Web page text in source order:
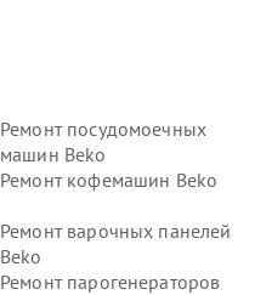
Ремонт посудомоечных
машин Beko
Ремонт кофемашин Beko
Ремонт варочных панелей
Beko
Ремонт парогенераторов